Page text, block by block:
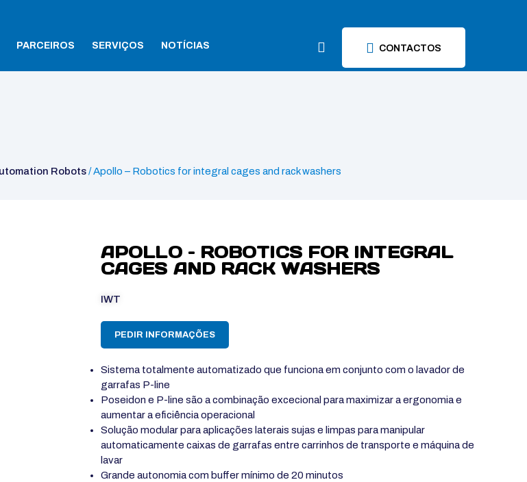
PARCEIROS SERVIÇOS
NOTÍCIAS
CONTACTOS
Robots/ Apollo – Robotics for integral cages and rack washers
APOLLO – ROBOTICS FOR INTEGRAL
CAGES AND RACK WASHERS
IWT
PEDIR INFORMAÇÕES
Sistema totalmente automatizado que funciona em conjunto com o lavador de
garrafas P-line
Poseidon e P-line são a combinação excecional para maximizar a ergonomia e
aumentar a eficiência operacional
Solução modular para aplicações laterais sujas e limpas para manipular
automaticamente caixas de garrafas entre carrinhos de transporte e máquina de
lavar
Grande autonomia com buffer mínimo de 20 minutos